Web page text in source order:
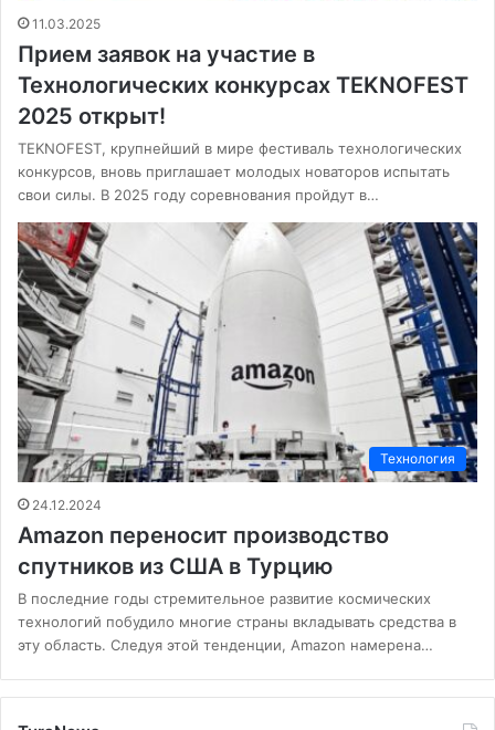
11.03.2025
Прием заявок на участие в
Технологических конкурсах TEKNOFEST
2025 открыт!
TEKNOFEST, крупнейший в мире фестиваль технологических
конкурсов, вновь приглашает молодых новаторов испытать
свои силы. В 2025 году соревнования пройдут в…
Технология
24.12.2024
Amazon переносит производство
спутников из США в Турцию
В последние годы стремительное развитие космических
технологий побудило многие страны вкладывать средства в
эту область. Следуя этой тенденции, Amazon намерена…